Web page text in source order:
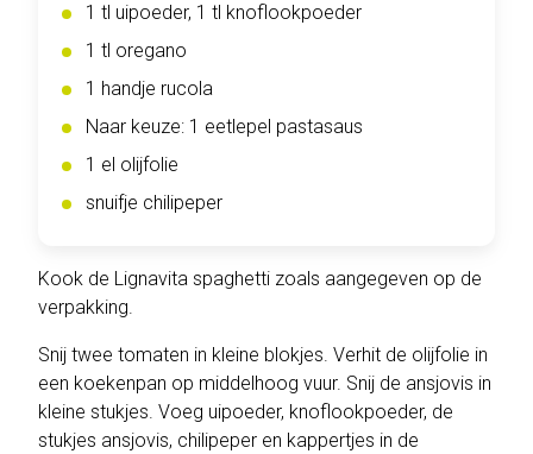
Kook de Lignavita spaghetti zoals aangegeven op de
verpakking.
Snij twee tomaten in kleine blokjes. Verhit de olijfolie in
een koekenpan op middelhoog vuur. Snij de ansjovis in
kleine stukjes. Voeg uipoeder, knoflookpoeder, de
stukjes ansjovis, chilipeper en kappertjes in de
1 tl uipoeder, 1 tl knoflookpoeder
1 tl oregano
1 handje rucola
Naar keuze: 1 eetlepel pastasaus
1 el olijfolie
snuifje chilipeper